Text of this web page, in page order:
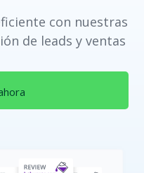
con nuestras
de leads y ventas